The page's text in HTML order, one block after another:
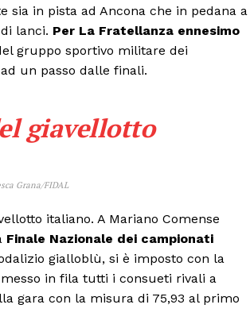
sia in pista ad Ancona che in pedana a
lanci. Per La Fratellanza ennesimo
gruppo sportivo militare dei
un passo dalle finali.
giavellotto
Grana/FIDAL
italiano. A Mariano Comense
Finale Nazionale dei campionati
gialloblù, si è imposto con la
in fila tutti i consueti rivali a
gara con la misura di 75,93 al primo